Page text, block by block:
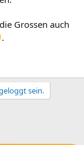
Grossen auch
.
sein.